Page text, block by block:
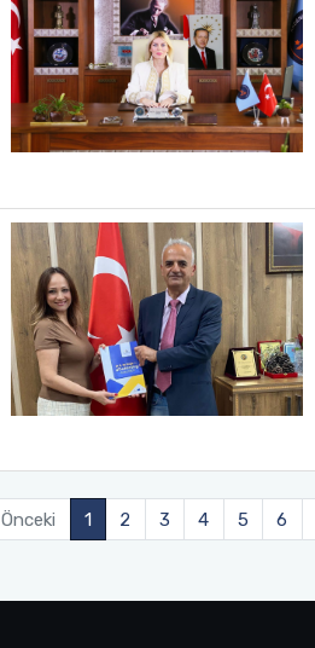
Önceki 1 2 3 4 5 6